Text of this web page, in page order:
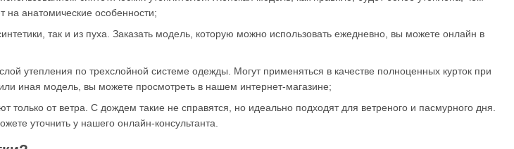
на анатомические особенности;
так и из пуха. Заказать модель, которую можно использовать ежедневно, вы можете онлайн в
утепления по трехслойной системе одежды. Могут применяться в качестве полноценных курток при
иная модель, вы можете просмотреть в нашем интернет-магазине;
только от ветра. С дождем такие не справятся, но идеально подходят для ветреного и пасмурного дня.
уточнить у нашего онлайн-консультанта.